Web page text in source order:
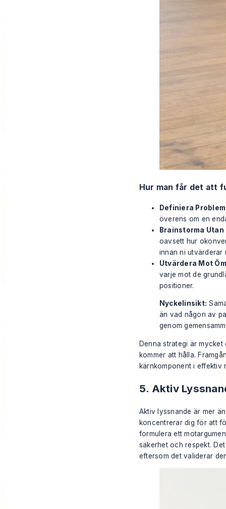
Hur man får det att
Definiera
överens om en
Brainstorma Utan
oavsett hur
innan ni utvärderar
Utvärdera Mot
varje mot de
positioner.
Nyckelinsikt:
än vad någon av
genom
Denna strategi är
kommer att hålla.
kärnkomponent i effektiv
5. Aktiv
Aktiv lyssnande är mer
koncentrerar dig för att
formulera ett
säkerhet och respekt.
eftersom det validerar